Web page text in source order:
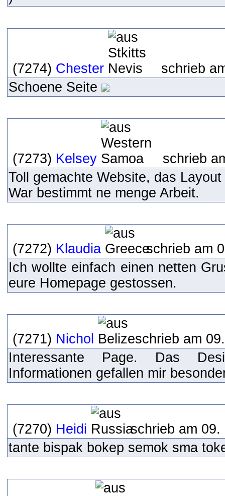
(7274) Chester
schrieb
Schoene Seite
(7273) Kelsey
schrieb
Toll gemachte Website, das
War bestimmt ne menge Arbeit.
(7272) Klaudia
schrieb am
Ich wollte einfach einen netten
eure Homepage gestossen.
(7271) Nichol
schrieb am
Interessante Page. Das
Informationen gefallen mir
(7270) Heidi
schrieb am
tante bispak bokep semok sma